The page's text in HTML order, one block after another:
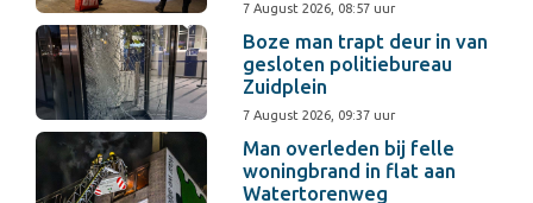
7 August 2026, 08:57 uur
Boze man trapt deur in van
gesloten politiebureau
Zuidplein
7 August 2026, 09:37 uur
Man overleden bij felle
woningbrand in flat aan
Watertorenweg